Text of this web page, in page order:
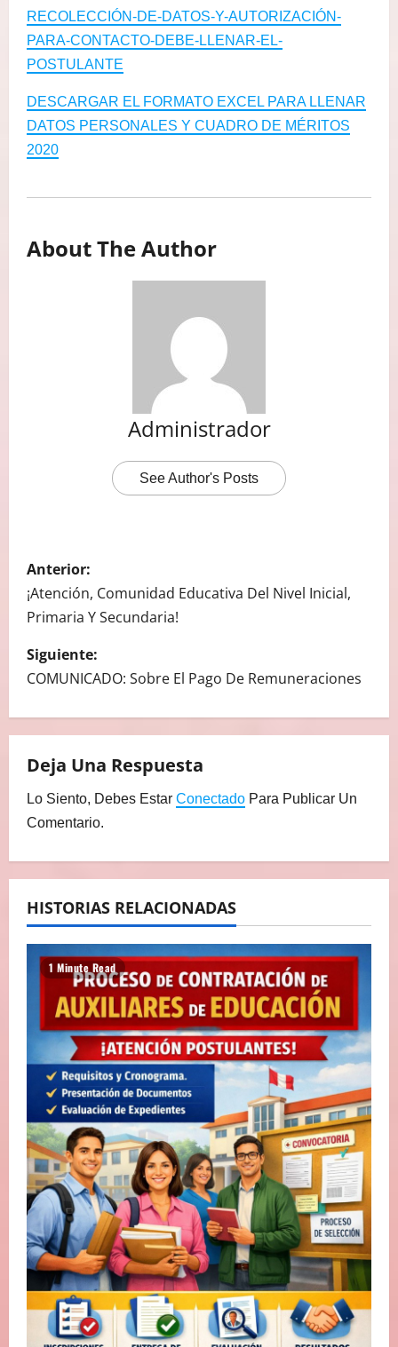
RECOLECCIÓN-DE-DATOS-Y-AUTORIZACIÓN-
PARA-CONTACTO-DEBE-LLENAR-EL-
POSTULANTE
DESCARGAR EL FORMATO EXCEL PARA LLENAR
DATOS PERSONALES Y CUADRO DE MÉRITOS
2020
About The Author
Administrador
See Author's Posts
N
A
E
G
C
I
Ó
N
D
E
N
R
A
D
A
S
Anterior:
¡Atención, Comunidad Educativa Del Nivel Inicial,
Primaria Y Secundaria!
Siguiente:
COMUNICADO: Sobre El Pago De Remuneraciones
Deja Una Respuesta
Lo Siento, Debes Estar Conectado Para Publicar Un
Comentario.
HISTORIAS RELACIONADAS
1 Minute Read